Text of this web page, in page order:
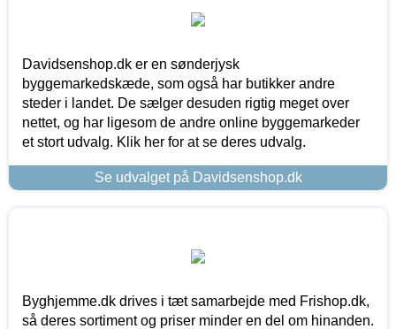
Davidsenshop.dk er en sønderjysk
byggemarkedskæde, som også har butikker andre
steder i landet. De sælger desuden rigtig meget over
nettet, og har ligesom de andre online byggemarkeder
et stort udvalg. Klik her for at se deres udvalg.
Se udvalget på Davidsenshop.dk
Byghjemme.dk drives i tæt samarbejde med Frishop.dk,
så deres sortiment og priser minder en del om hinanden.